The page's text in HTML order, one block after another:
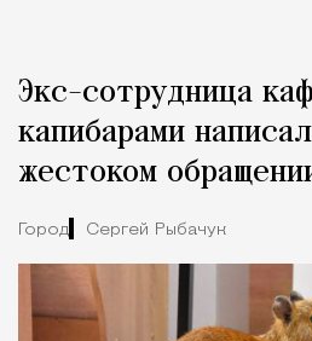
Город
Экс-сотрудница
капибарами
жестоком
Город Сергей Рыбачук